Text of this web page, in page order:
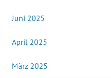
Juni 2025
April 2025
März 2025